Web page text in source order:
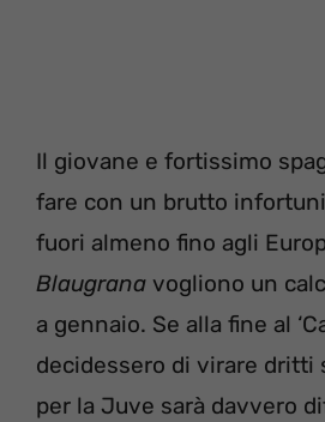
Il giovane e fortissimo
fare con un brutto
fuori almeno fino agli
Blaugrana vogliono un
a gennaio. Se alla fine al
decidessero di virare dritti
per la Juve sarà davvero